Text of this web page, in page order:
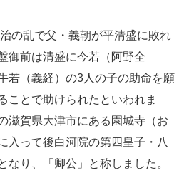
の乱で父・義朝が平清盛に敗れ
御前は清盛に今若（阿野全
若（義経）の3人の子の助命を願
ことで助けられたといわれま
滋賀県大津市にある園城寺（お
入って後白河院の第四皇子・八
なり、「卿公」と称しました。